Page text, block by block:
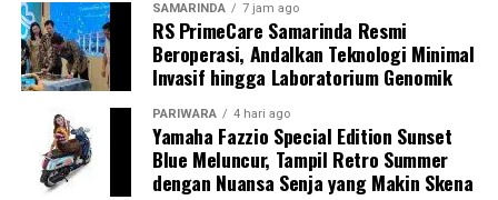
SAMARINDA 7 jam ago
RS PrimeCare Samarinda Resmi
Beroperasi, Andalkan Teknologi Minimal
Invasif hingga Laboratorium Genomik
PARIWARA 4 hari ago
Yamaha Fazzio Special Edition Sunset
Blue Meluncur, Tampil Retro Summer
dengan Nuansa Senja yang Makin Skena